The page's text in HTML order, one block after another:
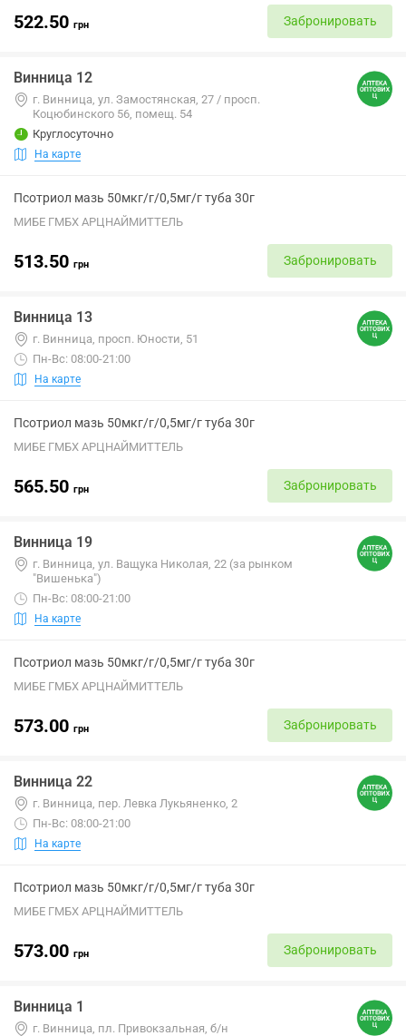
522.50 грн Забронировать
Винница 12
г. Винница, ул. Замостянская, 27 / просп.
Коцюбинского 56, помещ. 54
Круглосуточно
На карте
Псотриол мазь 50мкг/г/0,5мг/г туба 30г
МИБЕ ГМБХ АРЦНАЙМИТТЕЛЬ
513.50 грн Забронировать
Винница 13
г. Винница, просп. Юности, 51
Пн-Вс: 08:00-21:00
На карте
Псотриол мазь 50мкг/г/0,5мг/г туба 30г
МИБЕ ГМБХ АРЦНАЙМИТТЕЛЬ
565.50 грн Забронировать
Винница 19
г. Винница, ул. Ващука Николая, 22 (за рынком
"Вишенька")
Пн-Вс: 08:00-21:00
На карте
Псотриол мазь 50мкг/г/0,5мг/г туба 30г
МИБЕ ГМБХ АРЦНАЙМИТТЕЛЬ
573.00 грн Забронировать
Винница 22
г. Винница, пер. Левка Лукьяненко, 2
Пн-Вс: 08:00-21:00
На карте
Псотриол мазь 50мкг/г/0,5мг/г туба 30г
МИБЕ ГМБХ АРЦНАЙМИТТЕЛЬ
573.00 грн Забронировать
Винница 1
г. Винница, пл. Привокзальная, б/н